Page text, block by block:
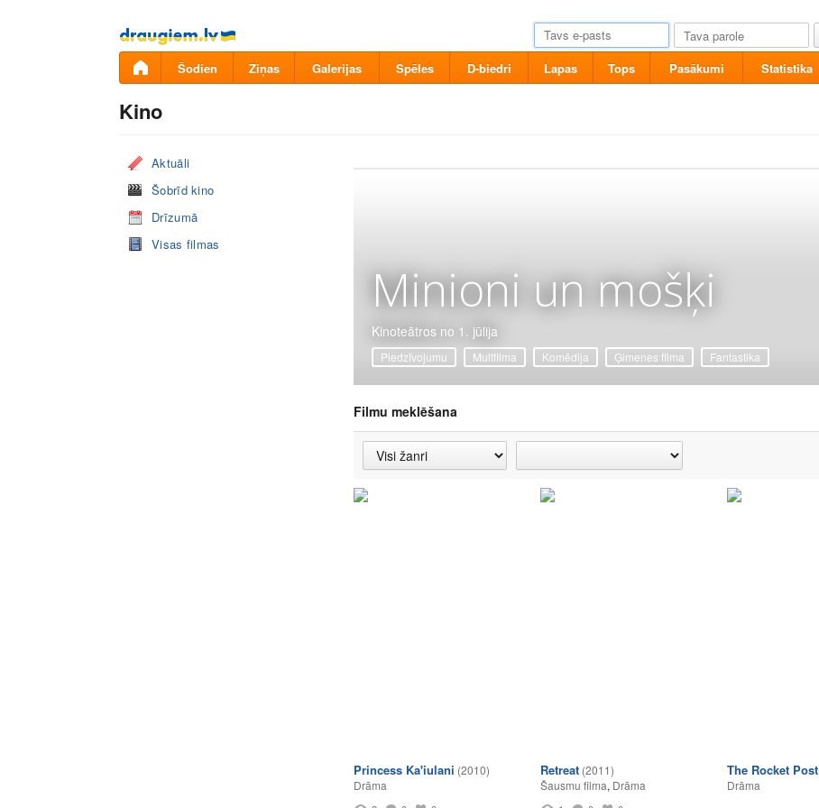
Pāriet
uz
saturu
Šodien Ziņas Galerijas Spēles D-biedri Lapas Tops Pasākumi Statistika
Kino
Aktuāli
Šobrīd kino
Drīzumā
Visas filmas
Minioni un mošķi
Kinoteātros no 1. jūlija
Piedzīvojumu Multfilma Komēdija Ģimenes filma Fantastika
Filmu meklēšana
Princess Ka'iulani (2010)
Drāma
Retreat (2011)
Šausmu filma, Drāma
The Rocket Post
Drāma